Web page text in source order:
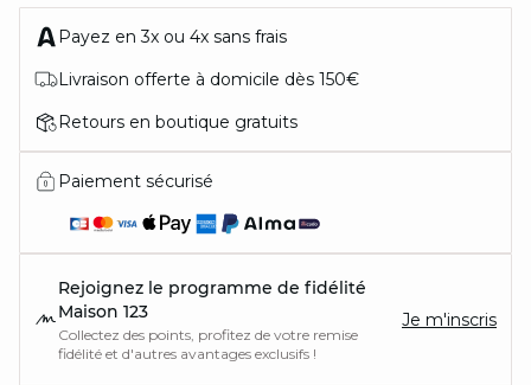
Payez en 3x ou 4x sans frais
Livraison offerte à domicile dès 150€
Retours en boutique gratuits
Paiement sécurisé
Rejoignez le programme de fidélité
Maison 123
Collectez des points, profitez de votre remise
fidélité et d'autres avantages exclusifs !
Je m'inscris